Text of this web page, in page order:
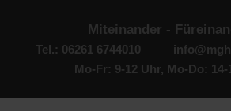
Miteinander -
Tel.: 06261 6744010
Mo-Fr: 9-12 Uhr, Mo-Do: 14-